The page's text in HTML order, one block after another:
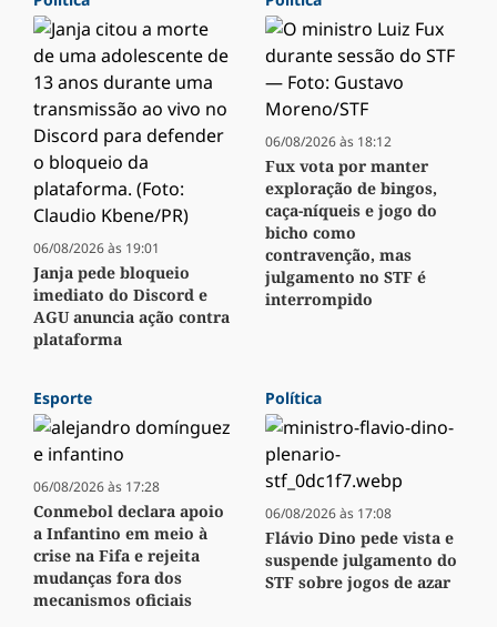
06/08/2026 às 19:01
Janja pede bloqueio
imediato do Discord e
AGU anuncia ação contra
plataforma
06/08/2026 às 18:12
Fux vota por manter
exploração de bingos,
caça-níqueis e jogo do
bicho como
contravenção, mas
julgamento no STF é
interrompido
Esporte
06/08/2026 às 17:28
Conmebol declara apoio
a Infantino em meio à
crise na Fifa e rejeita
mudanças fora dos
mecanismos oficiais
Política
06/08/2026 às 17:08
Flávio Dino pede vista e
suspende julgamento do
STF sobre jogos de azar